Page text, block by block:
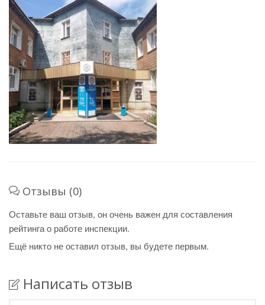
Отзывы (0)
Оставьте ваш отзыв, он очень важен для составления
рейтинга о работе инспекции.
Ещё никто не оставил отзыв, вы будете первым.
Написать отзыв